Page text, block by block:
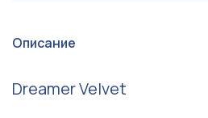
Описание
Dreamer Velvet